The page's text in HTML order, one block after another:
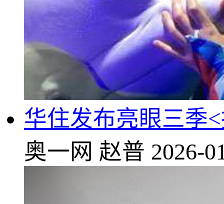
华住发布亮眼三季
奥一网 赵普 2026-